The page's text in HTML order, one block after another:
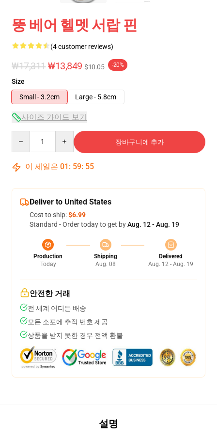
뚱 베어 헬멧 서랍 핀
(4 customer reviews)
₩17,311 ₩13,849 $10.05 -20%
Size
Small - 3.2cm
Large - 5.8cm
사이즈 가이드 보기
장바구니에 추가
이 세일은 01 : 59: 55
Deliver to United States
Cost to ship:$6.99
Standard - Order today to get byAug. 12 - Aug. 19
Production
Today
Shipping
Aug. 08
Delivered
Aug. 12 - Aug. 19
안전한 거래
전 세계 어디든 배송
모든 소포에 추적 번호 제공
상품을 받지 못한 경우 전액 환불
설명